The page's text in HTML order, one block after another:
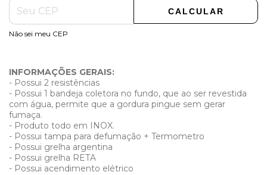
CALCULAR
Não sei meu CEP
INFORMAÇÕES GERAIS:
- Possui 2 resistências
- Possui 1 bandeja coletora no fundo, que ao ser revestida
com água, permite que a gordura pingue sem gerar
fumaça.
- Produto todo em INOX.
- Possui tampa para defumação + Termometro
- Possui grelha argentina
- Possui grelha RETA
- Possui acendimento elétrico